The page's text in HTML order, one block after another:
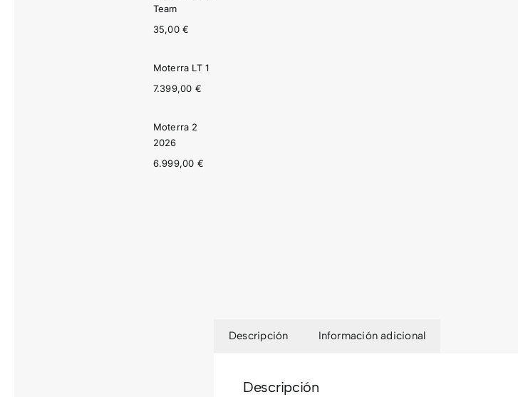
Team
35,00 €
Moterra LT 1
7.399,00 €
Moterra 2
2026
6.999,00 €
Descripción Información adicional
Descripción